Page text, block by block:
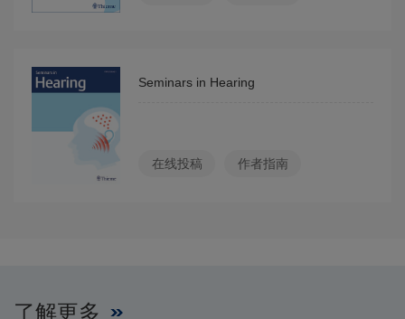
Seminars in Hearing
在线投稿 作者指南
了解更多